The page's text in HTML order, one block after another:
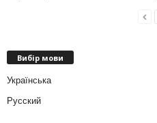
Вибір мови
Українська
Русский